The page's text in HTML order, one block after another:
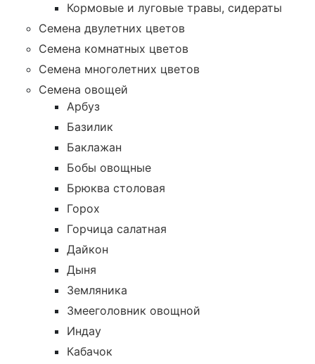
Кормовые и луговые травы, сидераты
Семена двулетних цветов
Семена комнатных цветов
Семена многолетних цветов
Семена овощей
Арбуз
Базилик
Баклажан
Бобы овощные
Брюква столовая
Горох
Горчица салатная
Дайкон
Дыня
Земляника
Змееголовник овощной
Индау
Кабачок